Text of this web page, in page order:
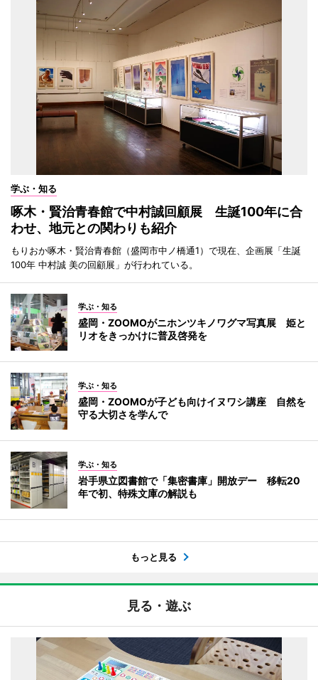
学ぶ・知る
啄木・賢治青春館で中村誠回顧展 生誕100年に合
わせ、地元との関わりも紹介
もりおか啄木・賢治青春館（盛岡市中ノ橋通1）で現在、企画展「生誕
100年 中村誠 美の回顧展」が行われている。
学ぶ・知る
盛岡・ZOOMOがニホンツキノワグマ写真展 姫と
リオをきっかけに普及啓発を
学ぶ・知る
盛岡・ZOOMOが子ども向けイヌワシ講座 自然を
守る大切さを学んで
学ぶ・知る
岩手県立図書館で「集密書庫」開放デー 移転20
年で初、特殊文庫の解説も
もっと見る
見る・遊ぶ